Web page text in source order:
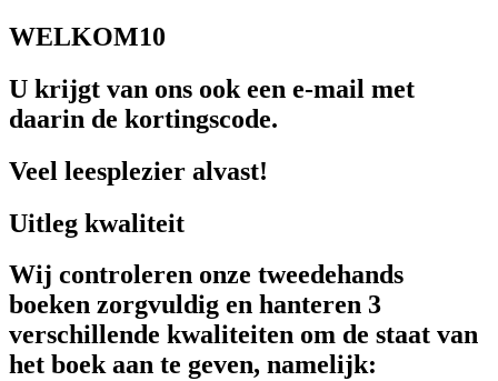
WELKOM10
U krijgt van ons ook een e-mail met
daarin de kortingscode.
Veel leesplezier alvast!
Uitleg kwaliteit
Wij controleren onze tweedehands
boeken zorgvuldig en hanteren 3
verschillende kwaliteiten om de staat van
het boek aan te geven, namelijk: